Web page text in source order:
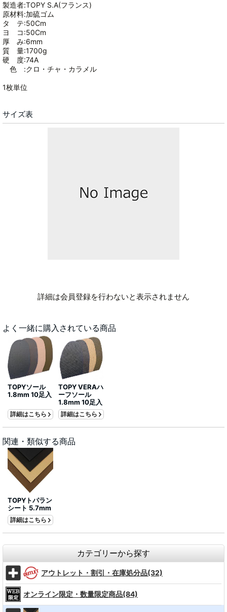
製造者:TOPY S.A(フランス)
原材料:加硫ゴム
タ テ:50Cm
ヨ コ:50Cm
厚 み:6mm
質 量:1700g
硬 度:74A
色 :クロ・チャ・カラメル
1枚単位
サイズ表
詳細は会員登録を行わないと表示されません
よく一緒に購入されている商品
TOPYソール
1.8mm 10足入
詳細はこちら
TOPY VERAハ
ーフソール
1.8mm 10足入
詳細はこちら
関連・類似する商品
TOPYトパラン
シート 5.7mm
詳細はこちら
カテゴリーから探す
アウトレット・割引・在庫処分品(32)
オンライン限定・数量限定商品(84)